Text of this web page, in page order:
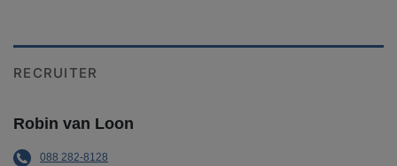
RECRUITER
Robin van Loon
088 282-8128